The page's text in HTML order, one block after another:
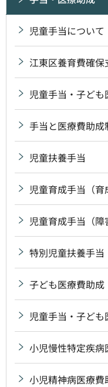
児童手当について
江東区養育費確保
児童手当・子ど
手当と医療費助成
児童扶養手当
児童育成手当（育
児童育成手当（障
特別児童扶養手当
子ども医療費助成
児童手当・子ど
小児慢性特定疾病
小児精神病医療費